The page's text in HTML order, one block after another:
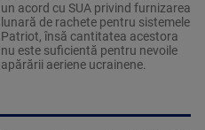
un acord cu SUA privind furnizarea
lunară de rachete pentru sistemele
Patriot, însă cantitatea acestora
nu este suficientă pentru nevoile
apărării aeriene ucrainene.